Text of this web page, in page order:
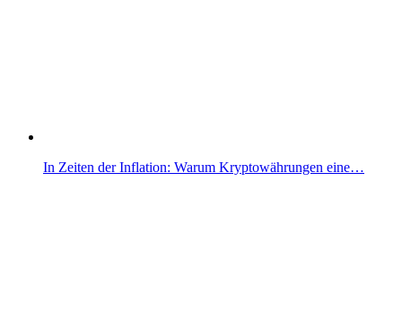
In Zeiten der Inflation: Warum Kryptowährungen eine…